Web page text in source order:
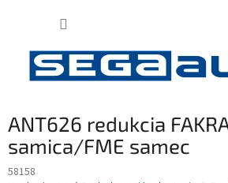
ANT626 redukcia
samica/FME samec
58158